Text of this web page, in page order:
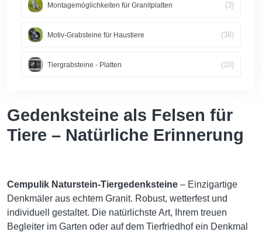
Montagemöglichkeiten für Granitplatten (3)
Motiv-Grabsteine für Haustiere (38)
Tiergrabsteine - Platten (10)
Gedenksteine als Felsen für
Tiere – Natürliche Erinnerung
Cempulik Naturstein-Tiergedenksteine – Einzigartige
Denkmäler aus echtem Granit. Robust, wetterfest und
individuell gestaltet. Die natürlichste Art, Ihrem treuen
Begleiter im Garten oder auf dem Tierfriedhof ein Denkmal